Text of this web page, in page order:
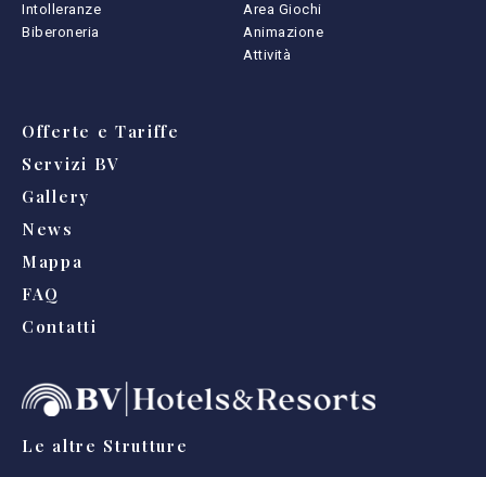
Intolleranze
Biberoneria
Area Giochi
Animazione
Attività
Offerte e Tariffe
Servizi BV
Gallery
News
Mappa
FAQ
Contatti
Le altre Strutture